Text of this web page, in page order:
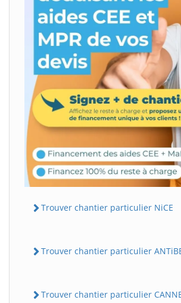
Trouver chantier particulier NiCE
Trouver chantier particulier
Trouver chantier particulier